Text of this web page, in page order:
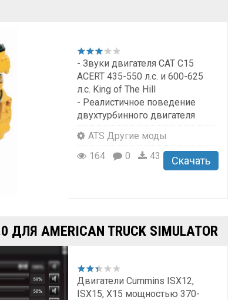
- Звуки двигателя CAT C15
ACERT 435-550 л.с. и 600-625
л.с. King of The Hill
- Реалистичное поведение
двухтурбинного двигателя
ATS Другие моды
164
0 43 Скачать
ДЛЯ AMERICAN TRUCK SIMULATOR
Двигатели Cummins ISX12,
ISX15, X15 мощностью 370-